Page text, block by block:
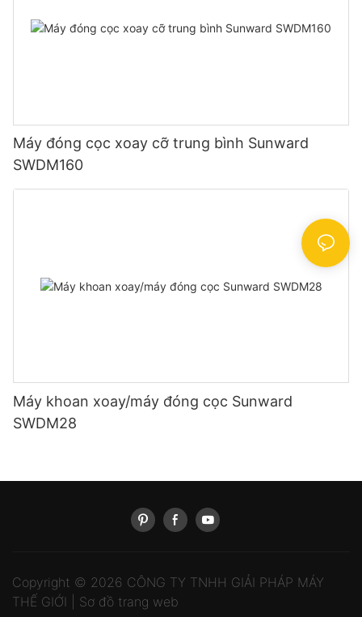
Máy đóng cọc xoay cỡ trung bình Sunward
SWDM160
Máy khoan xoay/máy đóng cọc Sunward
SWDM28
Copyright © 2026 CÔNG TY TNHH GIẢI PHÁP MÁY
THẾ GIỚI | Sơ đồ trang web